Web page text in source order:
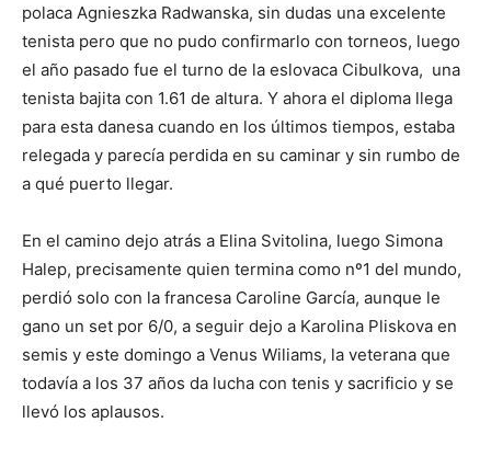
polaca Agnieszka Radwanska, sin dudas una excelente
tenista pero que no pudo confirmarlo con torneos, luego
el año pasado fue el turno de la eslovaca Cibulkova, una
tenista bajita con 1.61 de altura. Y ahora el diploma llega
para esta danesa cuando en los últimos tiempos, estaba
relegada y parecía perdida en su caminar y sin rumbo de
a qué puerto llegar.
En el camino dejo atrás a Elina Svitolina, luego Simona
Halep, precisamente quien termina como nº1 del mundo,
perdió solo con la francesa Caroline García, aunque le
gano un set por 6/0, a seguir dejo a Karolina Pliskova en
semis y este domingo a Venus Wiliams, la veterana que
todavía a los 37 años da lucha con tenis y sacrificio y se
llevó los aplausos.